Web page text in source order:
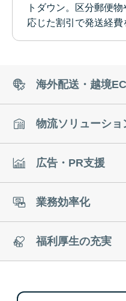
トダウン。区分郵便
応じた割引で発送経費
海外配送・越境EC
物流ソリューショ
広告・PR支援
業務効率化
福利厚生の充実